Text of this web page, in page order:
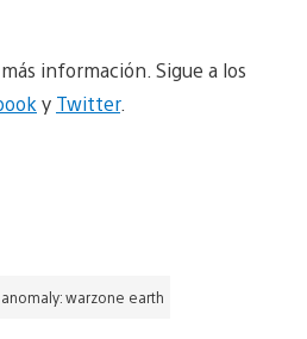
información. Sigue a los
y Twitter.
anomaly: warzone earth